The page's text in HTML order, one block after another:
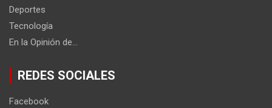
Deportes
Tecnología
En la Opinión de…
REDES SOCIALES
Facebook